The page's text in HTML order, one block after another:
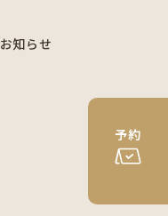
お知らせ
予約